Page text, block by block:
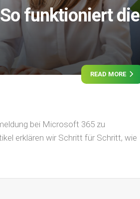
funktioniert die
READ MORE
bei Microsoft 365 zu
erklären wir Schritt für Schritt, wie